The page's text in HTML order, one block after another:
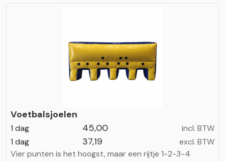
Voetbalsjoelen
1 dag 45,00
incl. BTW
1 dag
37,19
excl. BTW
Vier punten is het hoogst, maar een rijtje 1-2-3-4